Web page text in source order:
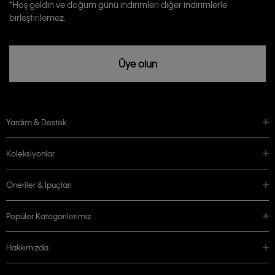
rızam vardır
*Hoş geldin ve doğum günü indirimleri diğer indirimlerle
birleştirilemez.
Üye olun
Yardım & Destek
Koleksiyonlar
Öneriler & İpuçları
Popüler Kategorilerimiz
Hakkımızda